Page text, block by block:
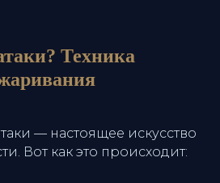
Техника
— настоящее искусство
Вот как это происходит: